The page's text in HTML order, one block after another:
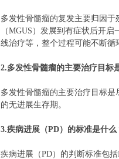
多发性骨髓瘤的复发主要归因
（MGUS）发展到有症状后开
线治疗等，整个过程可能不断循
2.多发性骨髓瘤的主要治疗目标
多发性骨髓瘤的主要治疗目标
的无进展生存期。
3.疾病进展（PD）的标准是什么
疾病进展（PD）的判断标准包